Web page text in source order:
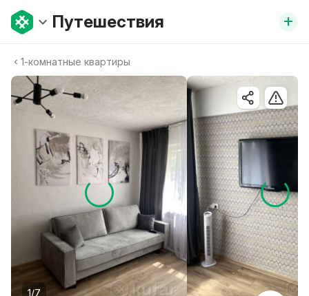
Путешествия +
1-комнатные квартиры
1/7